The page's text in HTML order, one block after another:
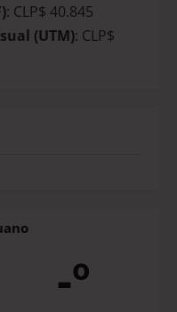
: CLP$ 40.845
(UTM): CLP$
-º